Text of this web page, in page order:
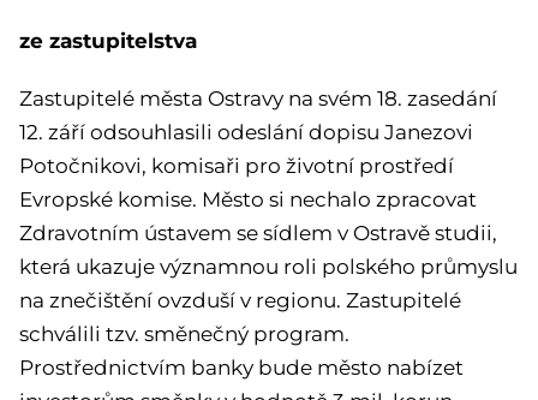
ze zastupitelstva
Zastupitelé města Ostravy na svém 18. zasedání
12. září odsouhlasili odeslání dopisu Janezovi
Potočnikovi, komisaři pro životní prostředí
Evropské komise. Město si nechalo zpracovat
Zdravotním ústavem se sídlem v Ostravě studii,
která ukazuje významnou roli polského průmyslu
na znečištění ovzduší v regionu. Zastupitelé
schválili tzv. směnečný program.
Prostřednictvím banky bude město nabízet